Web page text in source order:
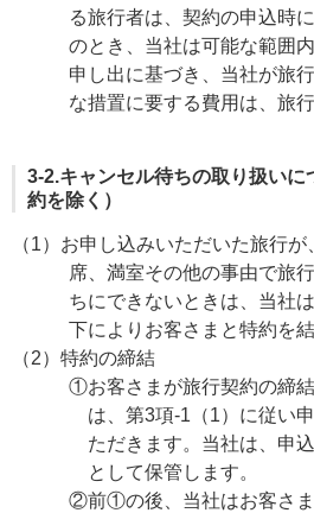
る旅行者は、契約の申込時
のとき、当社は可能な範囲
申し出に基づき、当社が旅
な措置に要する費用は、旅
3-2.キャンセル待ちの取り扱いに
約を除く）
（1）お申し込みいただいた旅行
席、満室その他の事由で旅
ちにできないときは、当社
下によりお客さまと特約を
（2）特約の締結
①お客さまが旅行契約の締
は、第3項-1（1）に従い
ただきます。当社は、申
として保管します。
②前①の後、当社はお客さ